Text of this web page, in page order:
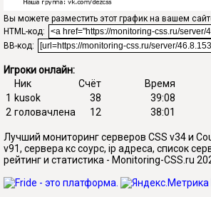
Вы можете разместить этот график на вашем
HTML-код:
BB-код:
Игроки онлайн:
Ник
Счёт
Время
1 kusok 38
39:08
2 головачлена 12 38:01
Лучший мониторинг серверов CSS v34 и
v91, сервера кс соурс, ip адреса, список
рейтинг и статистика - Monitoring-CSS.ru